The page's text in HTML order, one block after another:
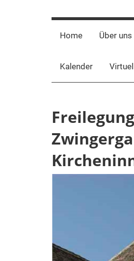
Home Über uns
Kalender